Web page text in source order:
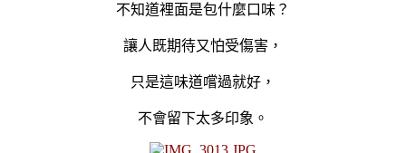
不知道裡面是包什麼口味？
讓人既期待又怕受傷害，
只是這味道嚐過就好，
不會留下太多印象。